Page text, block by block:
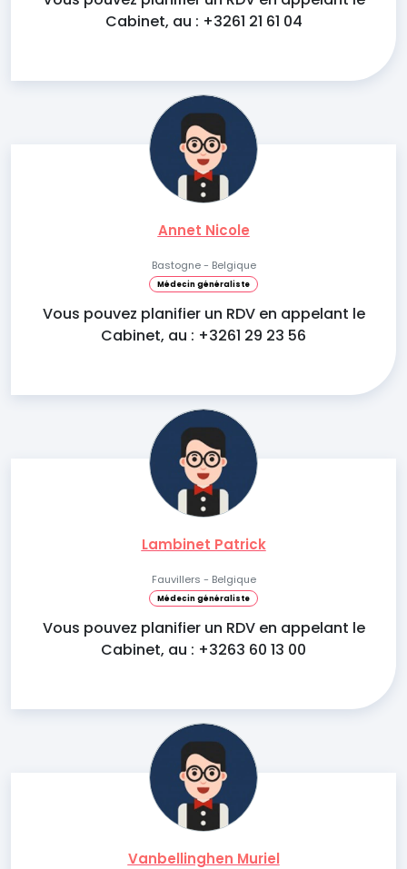
Cabinet, au : +3261 21 61 04
Annet Nicole
Bastogne - Belgique
Médecin généraliste
Vous pouvez planifier un RDV en appelant le
Cabinet, au : +3261 29 23 56
Lambinet Patrick
Fauvillers - Belgique
Médecin généraliste
Vous pouvez planifier un RDV en appelant le
Cabinet, au : +3263 60 13 00
Vanbellinghen Muriel